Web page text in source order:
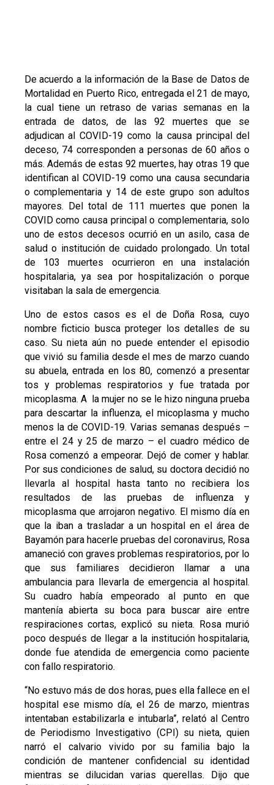
De acuerdo a la información de la Base de Datos de
Mortalidad en Puerto Rico, entregada el 21 de mayo,
la cual tiene un retraso de varias semanas en la
entrada de datos, de las 92 muertes que se
adjudican al COVID-19 como la causa principal del
deceso, 74 corresponden a personas de 60 años o
más. Además de estas 92 muertes, hay otras 19 que
identifican al COVID-19 como una causa secundaria
o complementaria y 14 de este grupo son adultos
mayores. Del total de 111 muertes que ponen la
COVID como causa principal o complementaria, solo
uno de estos decesos ocurrió en un asilo, casa de
salud o institución de cuidado prolongado. Un total
de 103 muertes ocurrieron en una instalación
hospitalaria, ya sea por hospitalización o porque
visitaban la sala de emergencia.
Uno de estos casos es el de Doña Rosa, cuyo
nombre ficticio busca proteger los detalles de su
caso. Su nieta aún no puede entender el episodio
que vivió su familia desde el mes de marzo cuando
su abuela, entrada en los 80, comenzó a presentar
tos y problemas respiratorios y fue tratada por
micoplasma. A la mujer no se le hizo ninguna prueba
para descartar la influenza, el micoplasma y mucho
menos la de COVID-19. Varias semanas después –
entre el 24 y 25 de marzo – el cuadro médico de
Rosa comenzó a empeorar. Dejó de comer y hablar.
Por sus condiciones de salud, su doctora decidió no
llevarla al hospital hasta tanto no recibiera los
resultados de las pruebas de influenza y
micoplasma que arrojaron negativo. El mismo día en
que la iban a trasladar a un hospital en el área de
Bayamón para hacerle pruebas del coronavirus, Rosa
amaneció con graves problemas respiratorios, por lo
que sus familiares decidieron llamar a una
ambulancia para llevarla de emergencia al hospital.
Su cuadro había empeorado al punto en que
mantenía abierta su boca para buscar aire entre
respiraciones cortas, explicó su nieta. Rosa murió
poco después de llegar a la institución hospitalaria,
donde fue atendida de emergencia como paciente
con fallo respiratorio.
“No estuvo más de dos horas, pues ella fallece en el
hospital ese mismo día, el 26 de marzo, mientras
intentaban estabilizarla e intubarla”, relató al Centro
de Periodismo Investigativo (CPI) su nieta, quien
narró el calvario vivido por su familia bajo la
condición de mantener confidencial su identidad
mientras se dilucidan varias querellas. Dijo que